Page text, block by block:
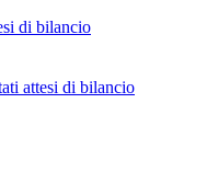
di bilancio
attesi di bilancio